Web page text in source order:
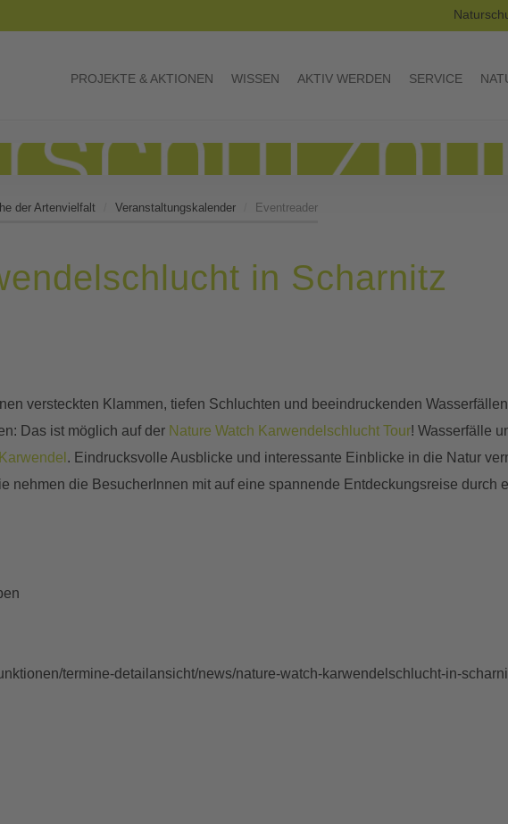
PROJEKTE & AKTIONEN WISSEN AKTIV WERDEN SERVICE
der Artenvielfalt Veranstaltungskalender Eventreader
in Scharnitz
versteckten Klammen, tiefen Schluchten und beeindruckenden
Das ist möglich auf der Nature Watch Karwendelschlucht Tour! Wasserfälle
. Eindrucksvolle Ausblicke und interessante Einblicke in die Natur
nehmen die BesucherInnen mit auf eine spannende Entdeckungsreise durch
termine-detailansicht/news/nature-watch-karwendelschlucht-in-